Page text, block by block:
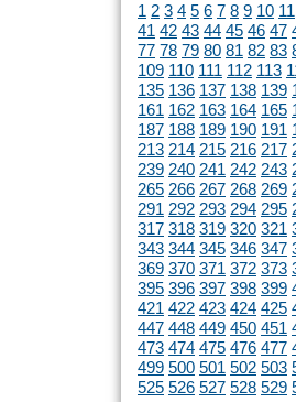
1 2 3 4 5 6 7 8 9 10 11
41 42 43 44 45 46 47
77 78 79 80 81 82 83
109 110 111 112 113
135 136 137 138 139
161 162 163 164 165
187 188 189 190 191
213 214 215 216 217
239 240 241 242 243
265 266 267 268 269
291 292 293 294 295
317 318 319 320 321
343 344 345 346 347
369 370 371 372 373
395 396 397 398 399
421 422 423 424 425
447 448 449 450 451
473 474 475 476 477
499 500 501 502 503
525 526 527 528 529